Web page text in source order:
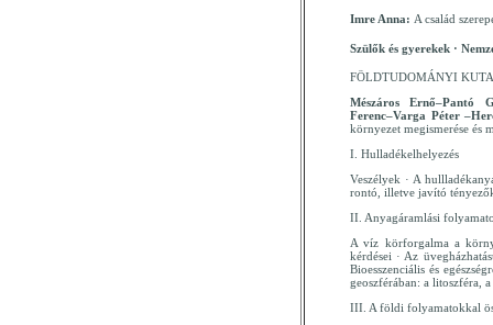
Imre Anna: A család
Szülők és gyerekek ·
FÖLDTUDOMÁNYI
Mészáros Ernő–Pantó
Ferenc–Varga Péter
környezet megismerése és
I. Hulladékelhelyezés
Veszélyek · A
rontó, illetve javító
II. Anyagáramlási
A víz körforgalma a
kérdései · Az
Bioesszenciális és
geoszférában: a litoszféra,
III. A földi folyamatokkal